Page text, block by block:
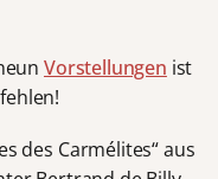
Vorstellungen ist
des Carmélites“ aus